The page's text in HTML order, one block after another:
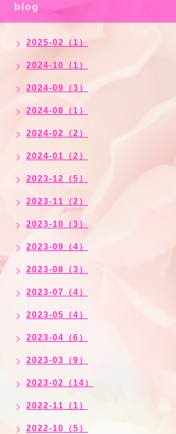
blog
2025-02（1）
2024-10（1）
2024-09（3）
2024-08（1）
2024-02（2）
2024-01（2）
2023-12（5）
2023-11（2）
2023-10（3）
2023-09（4）
2023-08（3）
2023-07（4）
2023-05（4）
2023-04（6）
2023-03（9）
2023-02（14）
2022-11（1）
2022-10（5）